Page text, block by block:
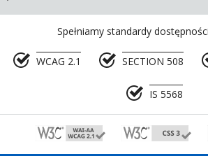
Spełniamy standardy
WCAG 2.1 SECTION 508
IS 5568